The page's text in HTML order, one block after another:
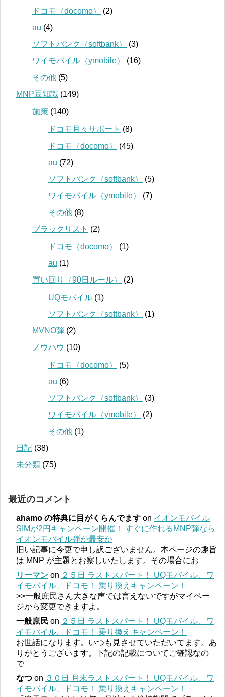
ドコモ（docomo）
(2)
au (4)
ソフトバンク（softbank）
(3)
ワイモバイル（ymobile）
(16)
その他 (5)
MNP豆知識 (149)
施策 (140)
ドコモ月々サポート (8)
ドコモ（docomo）
(45)
au (72)
ソフトバンク（softbank）
(5)
ワイモバイル（ymobile）
(7)
その他 (8)
ブラックリスト (2)
ドコモ（docomo）
(1)
au (1)
買い回り（90日ルール）
(2)
UQモバイル (1)
ソフトバンク（softbank）
(1)
MVNO弾 (2)
ノウハウ (10)
ドコモ（docomo）
(5)
au (6)
ソフトバンク（softbank）
(3)
ワイモバイル（ymobile）
(2)
その他 (1)
日記 (38)
未分類 (75)
最近のコメント
ahamo の特典に目がくらんでます on イオンモバイル
SIMが2円キャンペーン開催！ すぐに作れるMNP弾なら
イオンモバイル弾が最安か
旧い記事に今更で申し訳ございません。本ページの趣旨
は MNP が主題とお察しいたします。その場合にお
リーマン on ２５日 ラストスパート！ UQモバイル、ワ
イモバイル、ドコモ！ 乗り換えキャンペーン！
>>一般庶民さん大きな声では言えないですがマイペー
ジから変更できますよ。
一般庶民 on ２５日 ラストスパート！ UQモバイル、ワ
イモバイル、ドコモ！ 乗り換えキャンペーン！
お世話になります。いつも見させていただいてます。あ
りがとうございます。下記の記載についてご確認なの
で...
なつ on ３０日 月末ラストスパート！ UQモバイル、ワ
イモバイル、ドコモ！ 乗り換えキャンペーン！